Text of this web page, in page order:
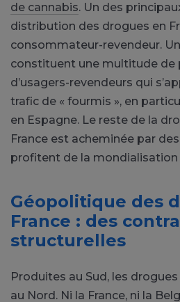
de cannabis. Un des
distribution des drogues en
consommateur-revendeur.
constituent une multitude de
d’usagers-revendeurs qui
trafic de « fourmis », en
en Espagne. Le reste de la
France est acheminée par
profitent de la mondialisation
Géopolitique des
France : des
structurelles
Produites au Sud, les
au Nord. Ni la France, ni la